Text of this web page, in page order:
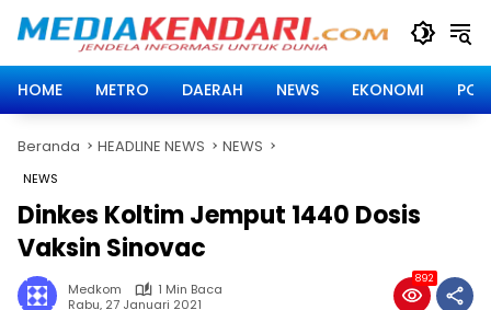
HOME
METRO DAERAH NEWS EKONOMI
Beranda HEADLINE NEWS NEWS
NEWS
Dinkes Koltim Jemput 1440 Dosis
Vaksin Sinovac
Medkom
1 Min Baca
Rabu, 27 Januari 2021
892